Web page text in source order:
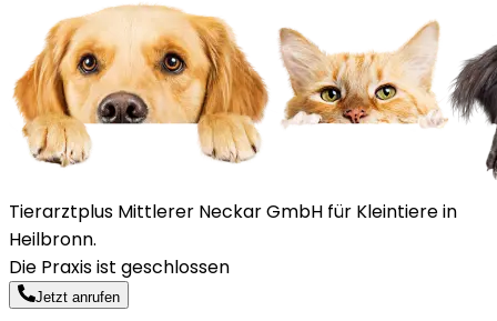
Tierarztplus Mittlerer Neckar GmbH für Kleintiere in
Heilbronn.
Die Praxis ist geschlossen
Jetzt anrufen